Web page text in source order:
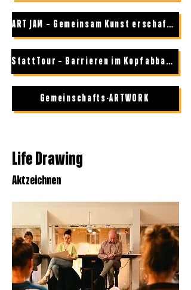
ART JAM – Gemeinsam Kunst erschaffen
StattTour – Barrieren im Kopf abbauen
Gemeinschafts-ARTWORK
Life Drawing
Aktzeichnen